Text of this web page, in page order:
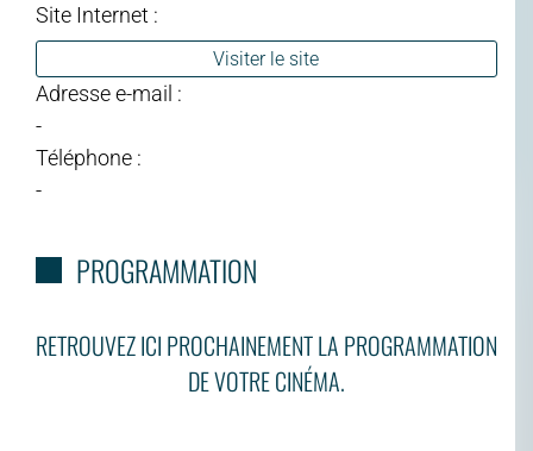
Site Internet :
Visiter le site
Adresse e-mail :
-
Téléphone :
-
PROGRAMMATION
RETROUVEZ ICI PROCHAINEMENT LA PROGRAMMATION
DE VOTRE CINÉMA.